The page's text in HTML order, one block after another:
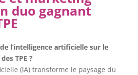
duo gagnant
l’intelligence artificielle sur le
TPE ?
(IA) transforme le paysage du